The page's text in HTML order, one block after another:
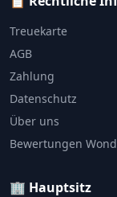
Treuekarte
AGB
Zahlung
Datenschutz
Über uns
Bewertungen
🏢 Hauptsitz